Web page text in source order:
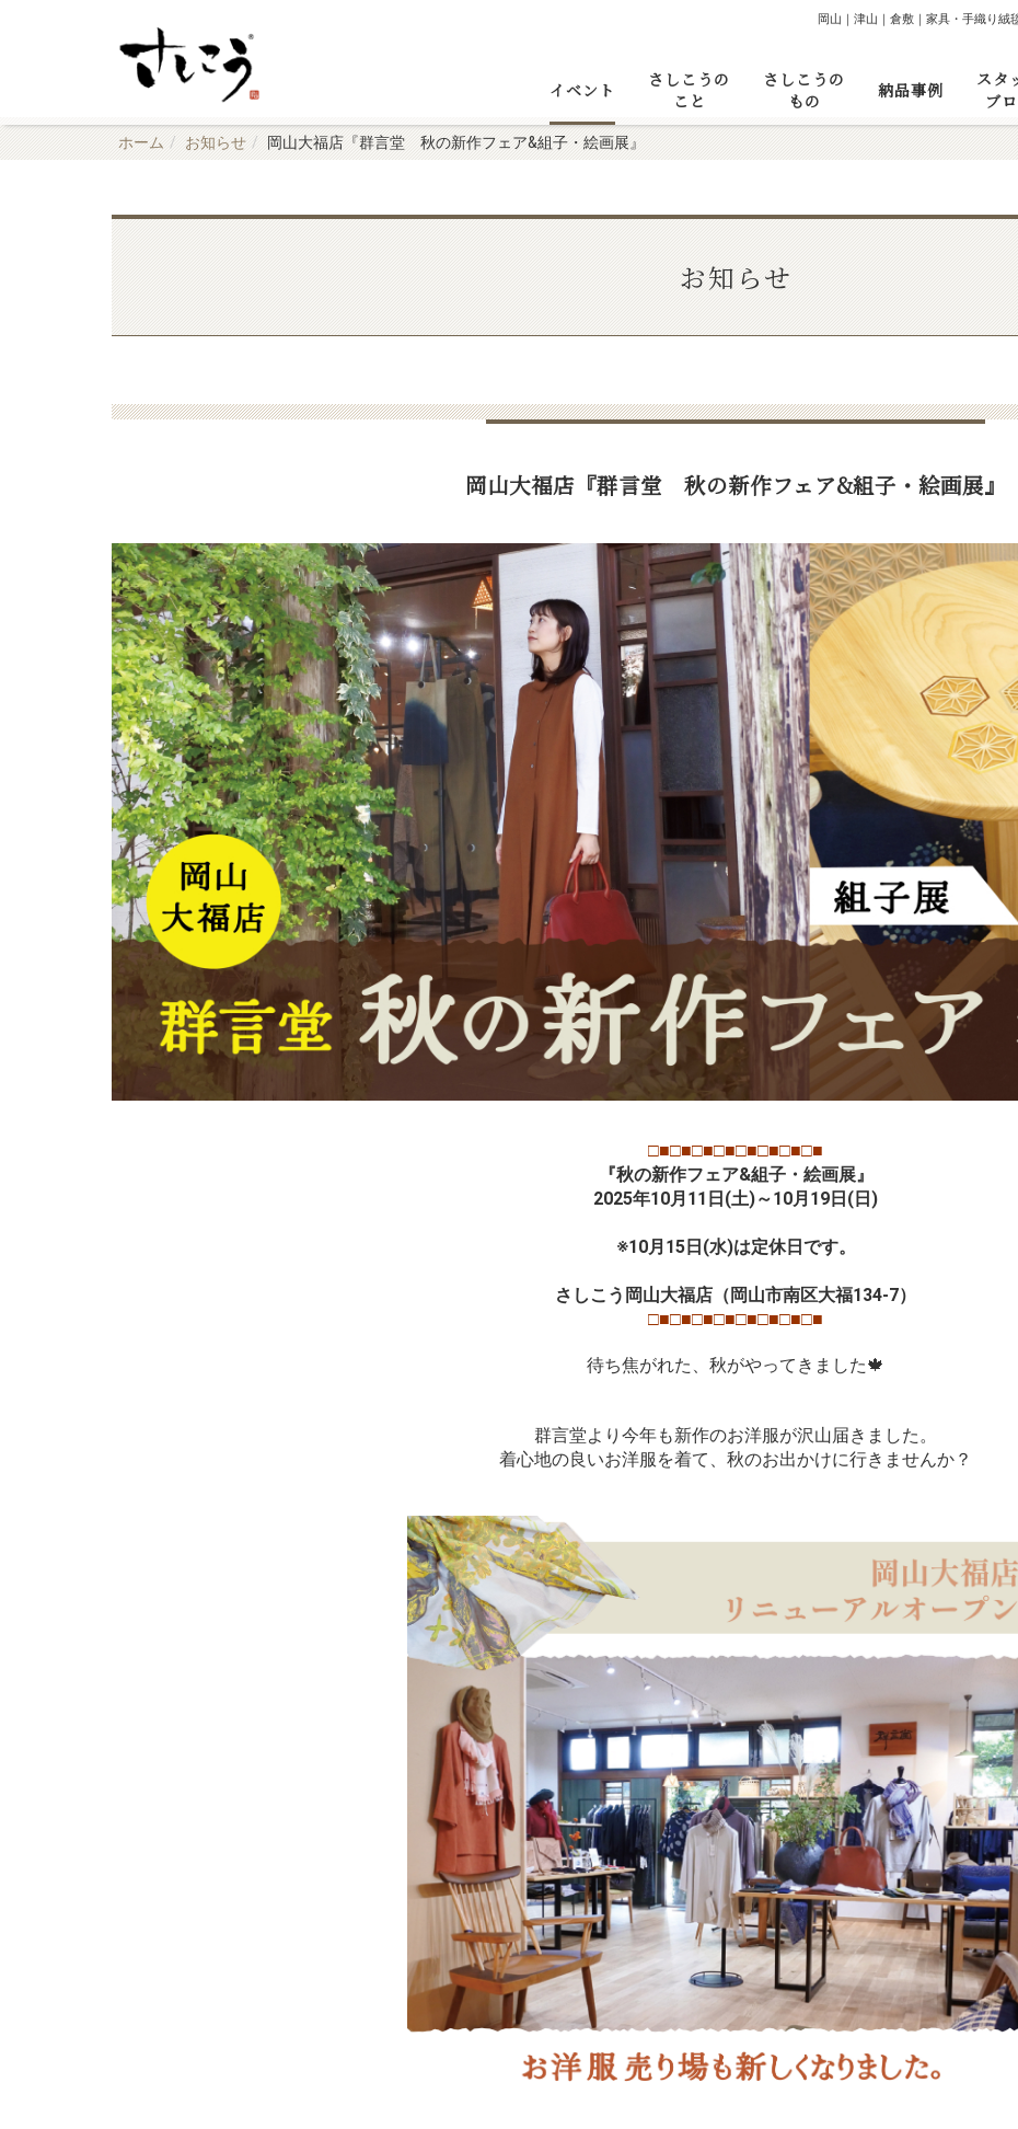
岡山｜津山｜倉敷｜家具・手織り
イベント
さしこうの
こと
さしこうの
もの
納品事例
スタ
ブ
ホーム お知らせ 岡山大福店『群言堂 秋の新作フェア&組子・絵画展』
お知らせ
岡山大福店『群言堂 秋の新作フェア&組子・絵画展』
□■□■□■□■□■□■□■□■
『秋の新作フェア&組子・絵画展』
2025年10月11日(土)～10月19日(日)
※10月15日(水)は定休日です。
さしこう岡山大福店（岡山市南区大福134-7）
□■□■□■□■□■□■□■□■
待ち焦がれた、秋がやってきました🍁
群言堂より今年も新作のお洋服が沢山届きました。
着心地の良いお洋服を着て、秋のお出かけに行きませんか？